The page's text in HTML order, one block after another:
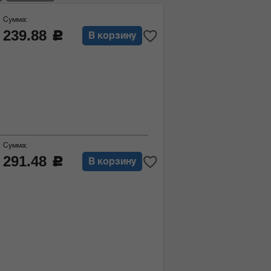
Сумма:
239.88 c В корзину
Сумма:
291.48 c В корзину